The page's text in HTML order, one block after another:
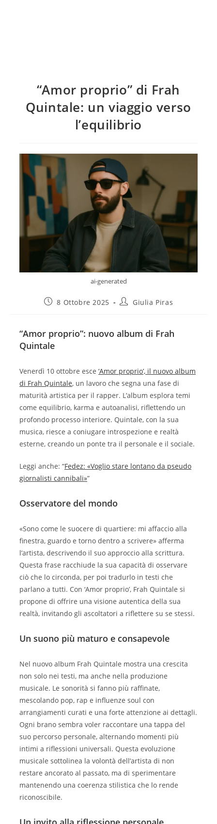
“Amor proprio” di Frah
Quintale: un viaggio verso
l’equilibrio
ai-generated
8 Ottobre 2025 Giulia Piras
“Amor proprio”: nuovo album di Frah
Quintale
Venerdì 10 ottobre esce ‘Amor proprio’, il nuovo album
di Frah Quintale, un lavoro che segna una fase di
maturità artistica per il rapper. L’album esplora temi
come equilibrio, karma e autoanalisi, riflettendo un
profondo processo interiore. Quintale, con la sua
musica, riesce a coniugare introspezione e realtà
esterne, creando un ponte tra il personale e il sociale.
Leggi anche: “Fedez: «Voglio stare lontano da pseudo
giornalisti cannibali»”
Osservatore del mondo
«Sono come le suocere di quartiere: mi affaccio alla
finestra, guardo e torno dentro a scrivere» afferma
l’artista, descrivendo il suo approccio alla scrittura.
Questa frase racchiude la sua capacità di osservare
ciò che lo circonda, per poi tradurlo in testi che
parlano a tutti. Con ‘Amor proprio’, Frah Quintale si
propone di offrire una visione autentica della sua
realtà, invitando gli ascoltatori a riflettere su se stessi.
Un suono più maturo e consapevole
Nel nuovo album Frah Quintale mostra una crescita
non solo nei testi, ma anche nella produzione
musicale. Le sonorità si fanno più raffinate,
mescolando pop, rap e influenze soul con
arrangiamenti curati e una forte attenzione ai dettagli.
Ogni brano sembra voler raccontare una tappa del
suo percorso personale, alternando momenti più
intimi a riflessioni universali. Questa evoluzione
musicale sottolinea la volontà dell’artista di non
restare ancorato al passato, ma di sperimentare
mantenendo una coerenza stilistica che lo rende
riconoscibile.